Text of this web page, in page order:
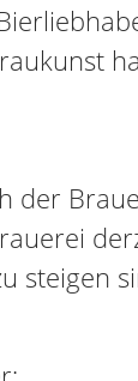
der
steigen